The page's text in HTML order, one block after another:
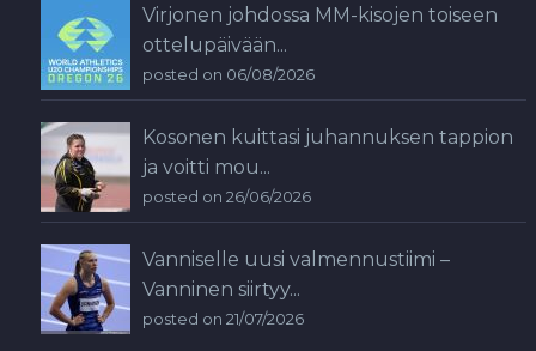
Virjonen johdossa MM-kisojen toiseen
ottelupäivään...
posted on 06/08/2026
Kosonen kuittasi juhannuksen tappion
ja voitti mou...
posted on 26/06/2026
Vanniselle uusi valmennustiimi –
Vanninen siirtyy...
posted on 21/07/2026